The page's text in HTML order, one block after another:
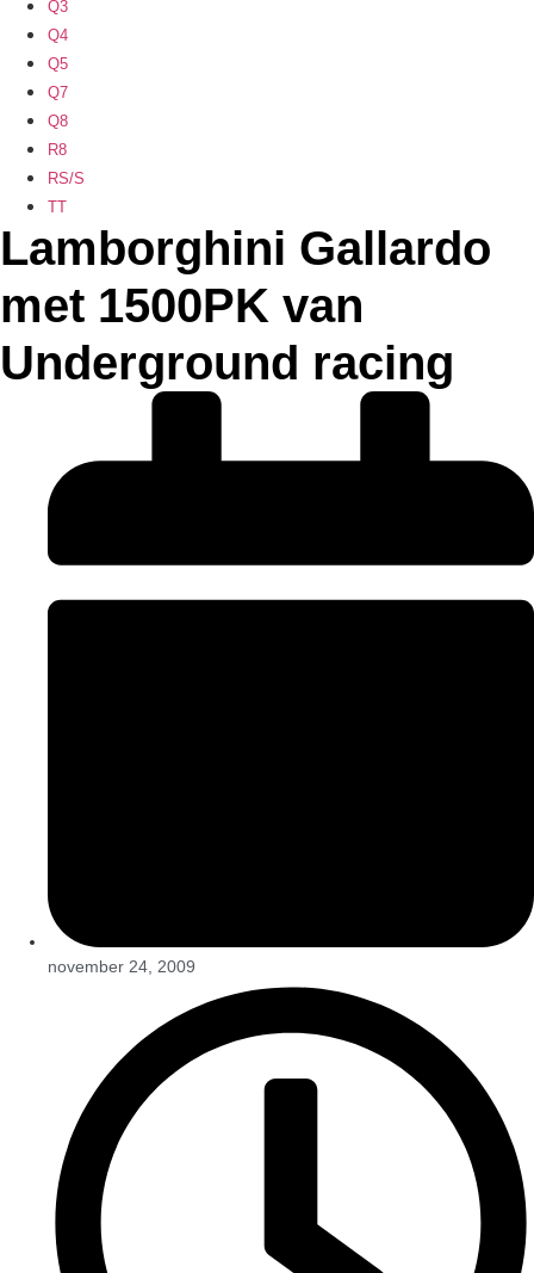
Q3
Q4
Q5
Q7
Q8
R8
RS/S
TT
Lamborghini Gallardo
met 1500PK van
Underground racing
november 24, 2009